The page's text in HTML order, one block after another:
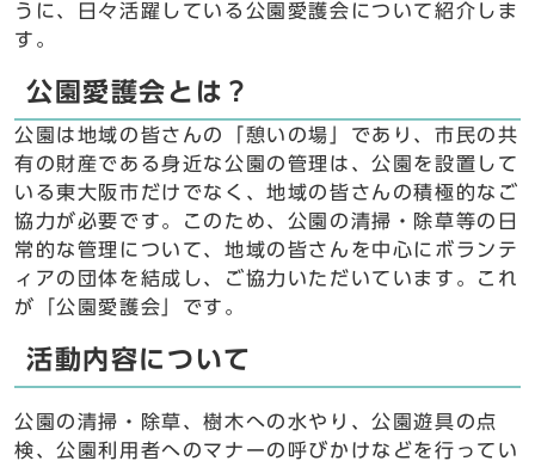
うに、日々活躍している公園愛護会について紹介しま
す。
公園愛護会とは？
公園は地域の皆さんの「憩いの場」であり、市民の共
有の財産である身近な公園の管理は、公園を設置して
いる東大阪市だけでなく、地域の皆さんの積極的なご
協力が必要です。このため、公園の清掃・除草等の日
常的な管理について、地域の皆さんを中心にボランテ
ィアの団体を結成し、ご協力いただいています。これ
が「公園愛護会」です。
活動内容について
公園の清掃・除草、樹木への水やり、公園遊具の点
検、公園利用者へのマナーの呼びかけなどを行ってい